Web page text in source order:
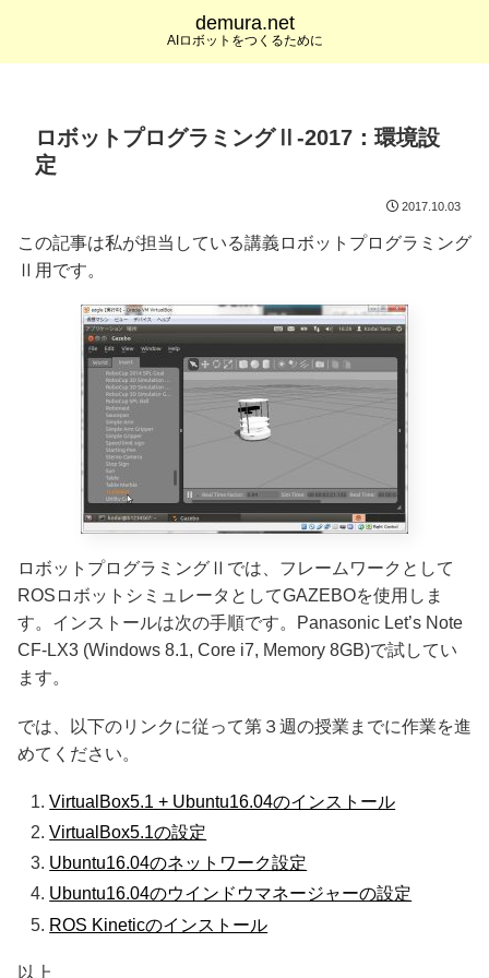
demura.net
AIロボットをつくるために
ロボットプログラミングⅡ-2017：環境設
定
2017.10.03
この記事は私が担当している講義ロボットプログラミング
Ⅱ用です。
ロボットプログラミングⅡでは、フレームワークとして
ROSロボットシミュレータとしてGAZEBOを使用しま
す。インストールは次の手順です。Panasonic Let’s Note
CF-LX3 (Windows 8.1, Core i7, Memory 8GB)で試してい
ます。
では、以下のリンクに従って第３週の授業までに作業を進
めてください。
VirtualBox5.1 + Ubuntu16.04のインストール
VirtualBox5.1の設定
Ubuntu16.04のネットワーク設定
Ubuntu16.04のウインドウマネージャーの設定
ROS Kineticのインストール
以上